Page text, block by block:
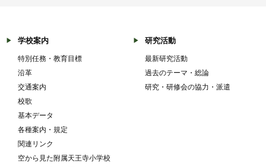
学校案内
特別任務・教育目標
沿革
交通案内
校歌
基本データ
各種案内・規定
関連リンク
空から見た附属天王寺小学校
研究活動
最新研究活動
過去のテーマ・総論
研究・研修会の協力・派遣